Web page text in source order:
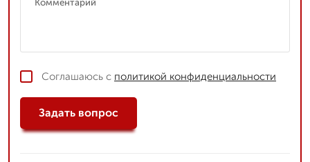
Соглашаюсь с политикой конфиденциальности
Задать вопрос